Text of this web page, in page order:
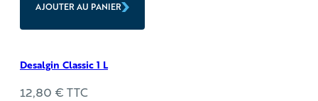
AJOUTER AU PANIER
Desalgin Classic 1 L
12,80 € TTC